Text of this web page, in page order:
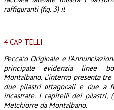
raffiguranti (fig. 3) il
4 CAPITELLI
Peccato Originale e
principale evidenzia linee
Montalbano. L’interno presenta
due pilastri ottagonali e due a
incastrate. I capitelli dei pilastri,
Melchiorre da Montalbano.